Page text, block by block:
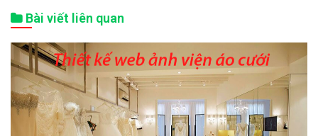
Bài viết liên quan